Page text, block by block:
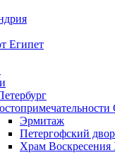
Египет
Эрмитаж
Петергофский
Храм